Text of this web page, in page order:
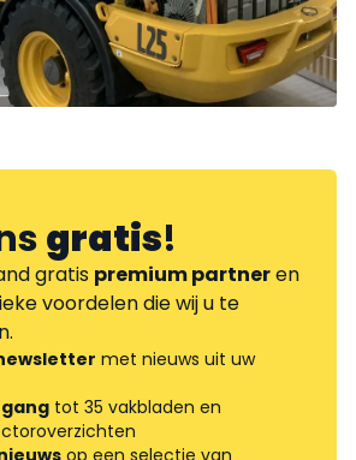
gratis!
gratis premium partneren
voordelen die wij u te
met nieuws uit uw
tot 35 vakbladen en
op een selectie van